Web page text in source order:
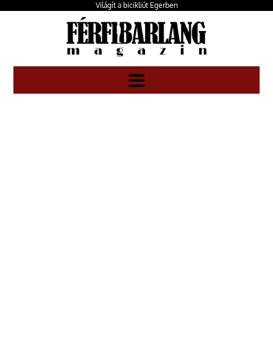
Világít a bicikliút Egerben